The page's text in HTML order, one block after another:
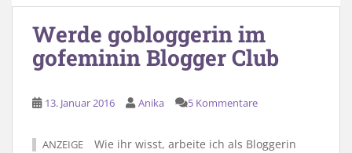
Werde gobloggerin im
gofeminin Blogger Club
13. Januar 2016 Anika 5 Kommentare
ANZEIGE
Wie ihr wisst, arbeite ich als Bloggerin